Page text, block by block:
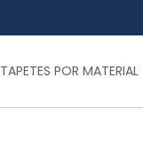
TAPETES POR MATERIAL